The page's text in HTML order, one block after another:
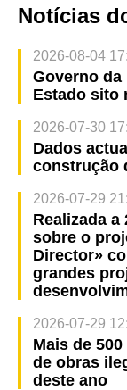
Notícias
2026-08-04
Governo da
Estado sito
2026-07-30
Dados
construção
2026-07-29
Realizada
sobre o
Director»
grandes
2026-07-29
Mais de
de obras
deste ano